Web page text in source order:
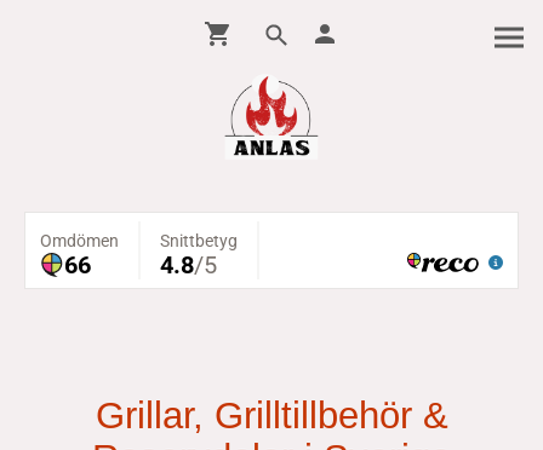
Grillar, Grilltillbehör &